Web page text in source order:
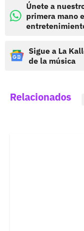
Únete a
primera mano
Sigue a La
de la música
Relacionados